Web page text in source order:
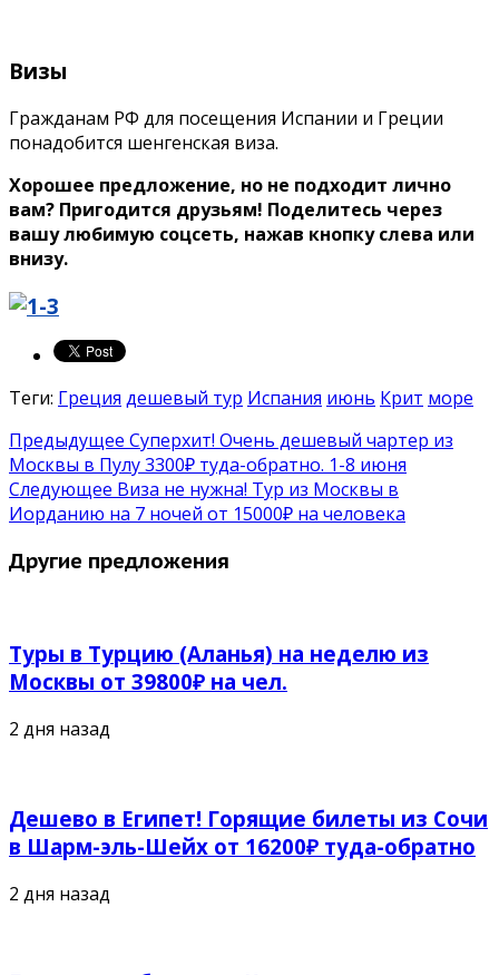
Визы
Гражданам РФ для посещения Испании и Греции
понадобится шенгенская виза.
Хорошее предложение, но не подходит лично
вам? Пригодится друзьям! Поделитесь через
вашу любимую соцсеть, нажав кнопку слева или
внизу.
Теги: Греция дешевый тур Испания июнь Крит море
Предыдущее Суперхит! Очень дешевый чартер из
Москвы в Пулу 3300₽ туда-обратно. 1-8 июня
Следующее Виза не нужна! Тур из Москвы в
Иорданию на 7 ночей от 15000₽ на человека
Другие предложения
Туры в Турцию (Аланья) на неделю из
Москвы от 39800₽ на чел.
2 дня назад
Дешево в Египет! Горящие билеты из Сочи
в Шарм-эль-Шейх от 16200₽ туда-обратно
2 дня назад